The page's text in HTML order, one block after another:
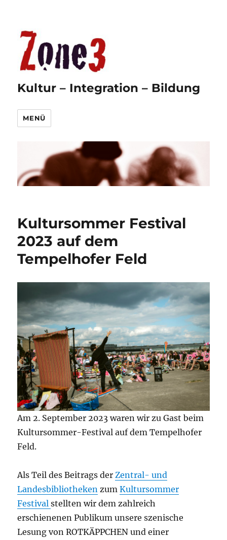
Kultur – Integration – Bildung
MENÜ
Kultursommer Festival
2023 auf dem
Tempelhofer Feld
Am 2. September 2023 waren wir zu Gast beim
Kultursommer-Festival auf dem Tempelhofer
Feld.
Als Teil des Beitrags der Zentral- und
Landesbibliotheken zumKultursommer
Festivalstellten wir dem zahlreich
erschienenen Publikum unsere szenische
Lesung von ROTKÄPPCHEN und einer